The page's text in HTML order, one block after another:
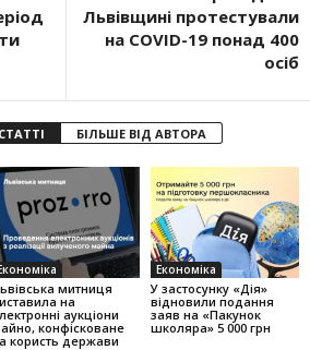
Львівщині протестували
на COVID-19 понад 400
осіб
БІЛЬШЕ ВІД АВТОРА
митниця
на
аукціони
конфісковане
користь держави
Економіка
У застосунку «Дія»
відновили подання
заяв на «Пакунок
школяра» 5 000 грн